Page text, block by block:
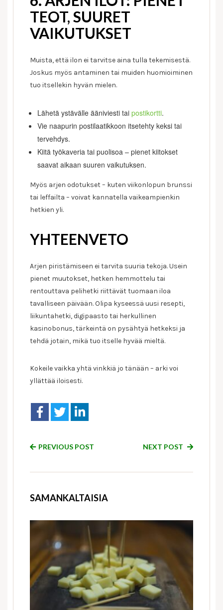
TEOT, SUURET
VAIKUTUKSET
Muista, että ilon ei tarvitse aina tulla tekemisestä.
Joskus myös antaminen tai muiden huomioiminen
tuo itsellekin hyvän mielen.
Lähetä ystävälle ääniviesti tai postikortti.
Vie naapurin postilaatikkoon itsetehty keksi tai
tervehdys.
Kiitä työkaveria tai puolisoa – pienet kiitokset
saavat aikaan suuren vaikutuksen.
Myös arjen odotukset – kuten viikonlopun brunssi
tai leffailta – voivat kannatella vaikeampienkin
hetkien yli.
YHTEENVETO
Arjen piristämiseen ei tarvita suuria tekoja. Usein
pienet muutokset, hetken hemmottelu tai
rentouttava pelihetki riittävät tuomaan iloa
tavalliseen päivään. Olipa kyseessä uusi resepti,
liikuntahetki, digipaasto tai herkullinen
kasinobonus, tärkeintä on pysähtyä hetkeksi ja
tehdä jotain, mikä tuo itselle hyvää mieltä.
Kokeile vaikka yhtä vinkkiä jo tänään – arki voi
yllättää iloisesti.
PREVIOUS POST NEXT POST
SAMANKALTAISIA